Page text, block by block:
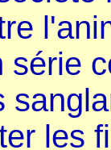
série
les